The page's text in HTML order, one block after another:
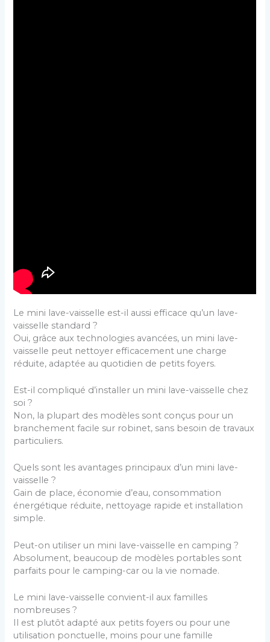
Le mini lave-vaisselle est-il aussi efficace qu’un lave-
vaisselle standard ?
Oui, grâce aux technologies avancées, un mini lave-
vaisselle peut nettoyer efficacement une charge
réduite, adaptée au quotidien de petits foyers.
Est-il compliqué d’installer un mini lave-vaisselle chez
soi ?
Non, la plupart des modèles sont conçus pour un
branchement facile sur robinet, sans besoin de travaux
particuliers.
Quels sont les avantages principaux d’un mini lave-
vaisselle ?
Gain de place, économie d’eau, consommation
énergétique réduite, nettoyage rapide et installation
simple.
Peut-on utiliser un mini lave-vaisselle en camping ?
Absolument, beaucoup de modèles portables sont
parfaits pour le camping-car ou la vie nomade.
Le mini lave-vaisselle convient-il aux familles
nombreuses ?
Il est plutôt adapté aux petits foyers ou pour une
utilisation ponctuelle, moins pour une famille